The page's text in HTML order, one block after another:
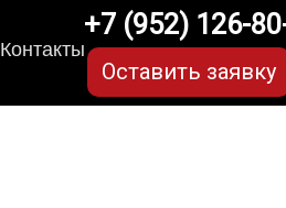
Контакты
+7 (952) 126-
Оставить заявку